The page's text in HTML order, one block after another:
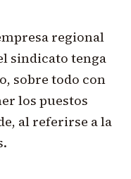
regional
sindicato tenga
sobre todo con
los puestos
al referirse a la